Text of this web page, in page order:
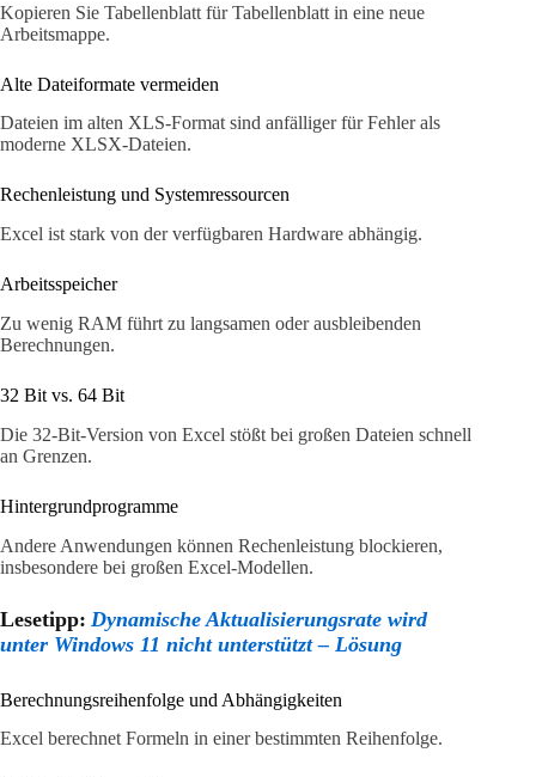
Kopieren Sie Tabellenblatt für Tabellenblatt in eine neue
Arbeitsmappe.
Alte Dateiformate vermeiden
Dateien im alten XLS-Format sind anfälliger für Fehler als
moderne XLSX-Dateien.
Rechenleistung und Systemressourcen
Excel ist stark von der verfügbaren Hardware abhängig.
Arbeitsspeicher
Zu wenig RAM führt zu langsamen oder ausbleibenden
Berechnungen.
32 Bit vs. 64 Bit
Die 32-Bit-Version von Excel stößt bei großen Dateien schnell
an Grenzen.
Hintergrundprogramme
Andere Anwendungen können Rechenleistung blockieren,
insbesondere bei großen Excel-Modellen.
Lesetipp: Dynamische Aktualisierungsrate wird
unter Windows 11 nicht unterstützt – Lösung
Berechnungsreihenfolge und Abhängigkeiten
Excel berechnet Formeln in einer bestimmten Reihenfolge.